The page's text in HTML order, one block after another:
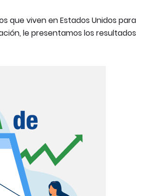
que viven en Estados Unidos para
le presentamos los resultados